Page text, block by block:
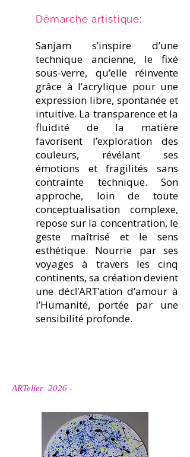
Démarche artistique:
Sanjam s’inspire d’une
technique ancienne, le fixé
sous-verre, qu’elle réinvente
grâce à l’acrylique pour une
expression libre, spontanée et
intuitive. La transparence et la
fluidité de la matière
favorisent l’exploration des
couleurs, révélant ses
émotions et fragilités sans
contrainte technique. Son
approche, loin de toute
conceptualisation complexe,
repose sur la concentration, le
geste maîtrisé et le sens
esthétique. Nourrie par ses
voyages à travers les cinq
continents, sa création devient
une décl'ART'ation d’amour à
l’Humanité, portée par une
sensibilité profonde.
ARTelier 2026 -